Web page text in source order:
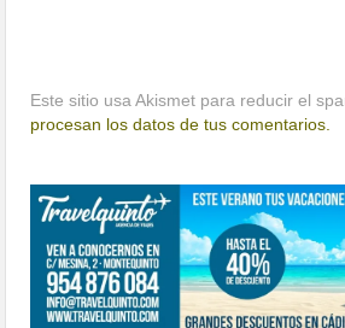
Este sitio usa Akismet para reducir el
procesan los datos de tus comentarios.